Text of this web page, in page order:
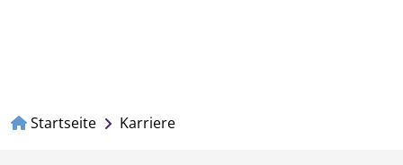
Startseite Karriere